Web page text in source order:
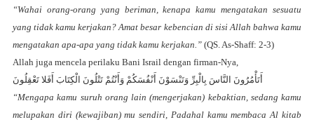
“Wahai orang-orang yang beriman, kenapa kamu mengatakan sesuatu
yang tidak kamu kerjakan? Amat besar kebencian di sisi Allah bahwa kamu
mengatakan apa-apa yang tidak kamu kerjakan.” (QS. As-Shaff: 2-3)
Allah juga mencela perilaku Bani Israil dengan firman-Nya,
أَتَأْمُرُونَ النَّاسَ بِالْبِرِّ وَتَنْسَوْنَ أَنْفُسَكُمْ وَأَنْتُمْ تَتْلُونَ الْكِتَابَ أَفَلا تَعْقِلُونَ
“Mengapa kamu suruh orang lain (mengerjakan) kebaktian, sedang kamu
melupakan diri (kewajiban) mu sendiri, Padahal kamu membaca Al kitab